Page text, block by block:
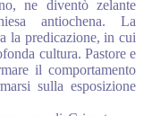
ne diventò zelante
antiochena. La
la predicazione, in cui
cultura. Pastore e
il comportamento
sulla esposizione